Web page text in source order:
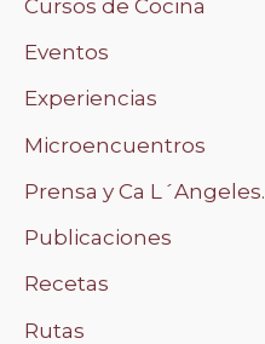
Cursos de Cocina
Eventos
Experiencias
Microencuentros
Prensa y Ca L´Angeles.
Publicaciones
Recetas
Rutas